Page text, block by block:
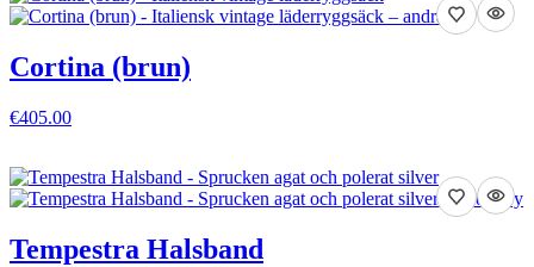
Cortina (brun)
€405.00
Tempestra Halsband